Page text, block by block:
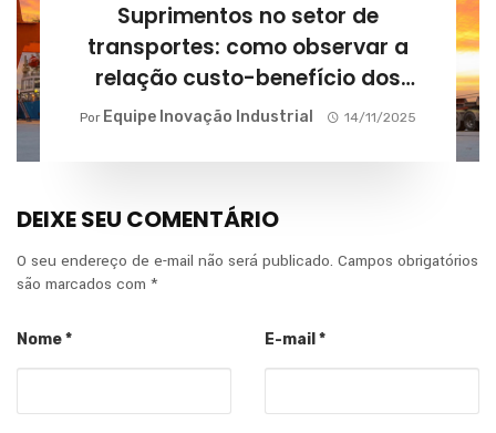
Suprimentos no setor de
transportes: como observar a
relação custo-benefício dos
fornecedores?
Por Equipe Inovação Industrial 14/11/2025
DEIXE SEU COMENTÁRIO
O seu endereço de e-mail não será publicado. Campos obrigatórios
são marcados com *
Nome* E-mail*